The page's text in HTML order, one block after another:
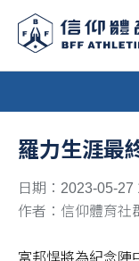
羅力生涯最
日期：2023-05-27
作者：信仰體育社
富邦悍將為紀念陣